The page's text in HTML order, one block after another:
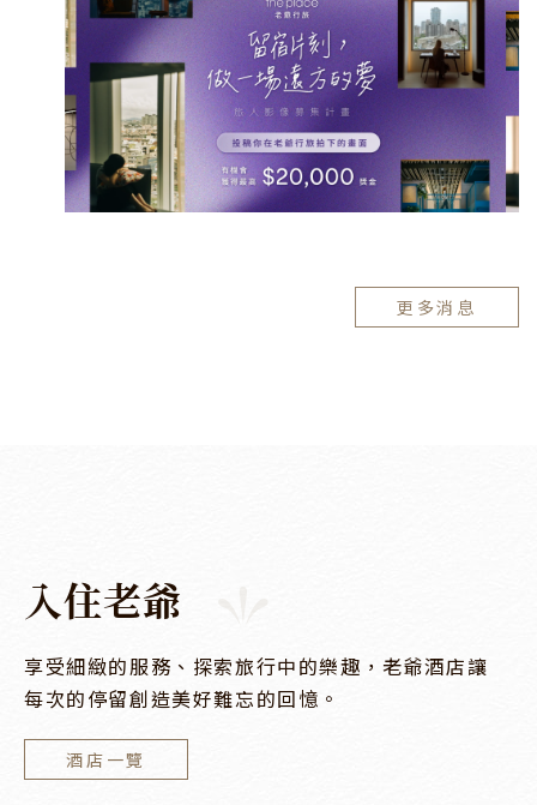
更多消息
入住老爺
享受細緻的服務、探索旅行中的樂趣，老爺酒店讓
每次的停留創造美好難忘的回憶。
酒店一覽